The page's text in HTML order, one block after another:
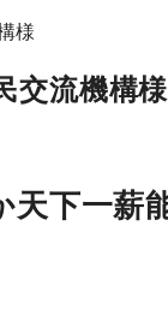
様
交流機構様
下一薪